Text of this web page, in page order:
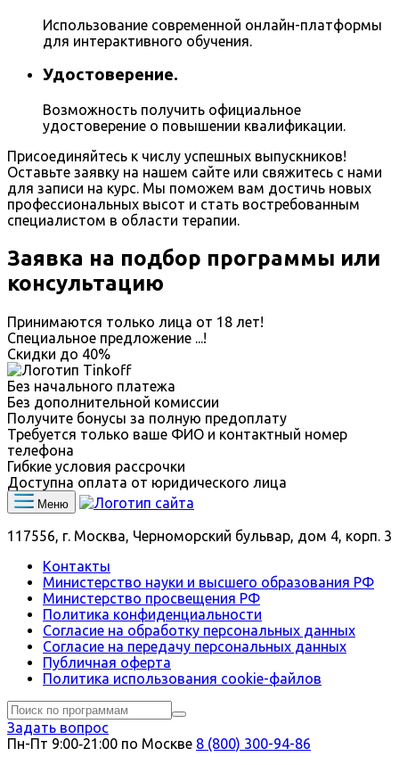
Использование современной онлайн-платформы
для интерактивного обучения.
Удостоверение.
Возможность получить официальное
удостоверение о повышении квалификации.
Присоединяйтесь к числу успешных выпускников!
Оставьте заявку на нашем сайте или свяжитесь с нами
для записи на курс. Мы поможем вам достичь новых
профессиональных высот и стать востребованным
специалистом в области терапии.
Заявка на подбор программы или
консультацию
Принимаются только лица от 18 лет!
Специальное предложение ...!
Скидки до 40%
Без начального платежа
Без дополнительной комиссии
Получите бонусы за полную предоплату
Требуется только ваше ФИО и контактный номер
телефона
Гибкие условия рассрочки
Доступна оплата от юридического лица
Меню
117556, г. Москва, Черноморский бульвар, дом 4, корп. 3
Контакты
Министерство науки и высшего образования РФ
Министерство просвещения РФ
Политика конфиденциальности
Согласие на обработку персональных данных
Согласие на передачу персональных данных
Публичная оферта
Политика использования сookie-файлов
Задать вопрос
Пн-Пт 9:00‑21:00 по Москве 8 (800) 300-94-86